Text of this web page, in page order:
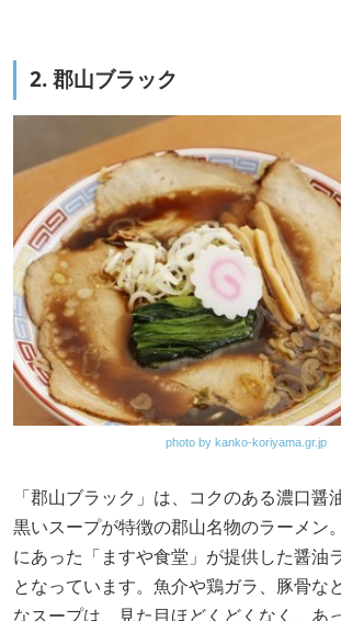
2. 郡山ブラック
photo by kanko-koriyama.gr.jp
「郡山ブラック」は、コクのある濃口醤
黒いスープが特徴の郡山名物のラーメン
にあった「ますや食堂」が提供した醤油
となっています。魚介や鶏ガラ、豚骨な
なスープは、見た目ほどくどくなく、あ